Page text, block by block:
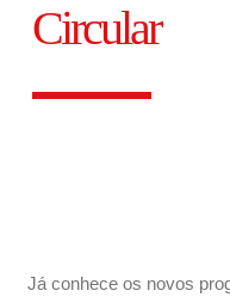
Circular
Já conhece os novos